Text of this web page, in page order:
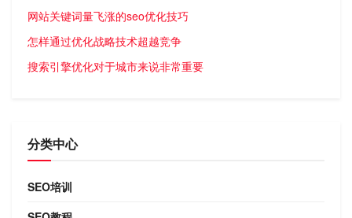
网站关键词量飞涨的seo优化技巧
怎样通过优化战略技术超越竞争
搜索引擎优化对于城市来说非常重要
分类中心
SEO培训